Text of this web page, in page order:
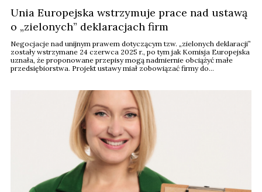
Unia Europejska wstrzymuje prace nad ustawą
o „zielonych” deklaracjach firm
Negocjacje nad unijnym prawem dotyczącym tzw. „zielonych deklaracji”
zostały wstrzymane 24 czerwca 2025 r., po tym jak Komisja Europejska
uznała, że proponowane przepisy mogą nadmiernie obciążyć małe
przedsiębiorstwa. Projekt ustawy miał zobowiązać firmy do
dowodami. Komisja rozważa ...